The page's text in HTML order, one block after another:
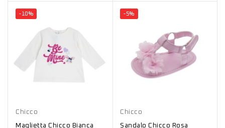
-10%
Chicco
Maglietta Chicco Bianca
-5%
Chicco
Sandalo Chicco Rosa